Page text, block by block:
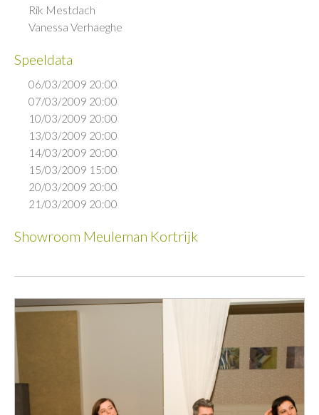
Rik Mestdach
Vanessa Verhaeghe
Speeldata
06/03/2009 20:00
07/03/2009 20:00
10/03/2009 20:00
13/03/2009 20:00
14/03/2009 20:00
15/03/2009 15:00
20/03/2009 20:00
21/03/2009 20:00
Showroom Meuleman Kortrijk